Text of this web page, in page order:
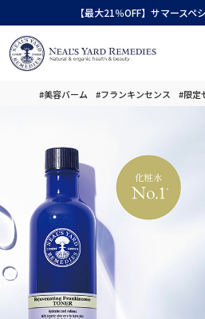
【最大21％OFF】サマースペ
#美容バーム #フランキンセンス #限定